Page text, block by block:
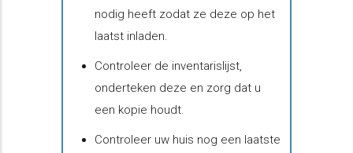
nodig heeft zodat ze deze op het
laatst inladen.
Controleer de inventarislijst,
onderteken deze en zorg dat u
een kopie houdt.
Controleer uw huis nog een laatste